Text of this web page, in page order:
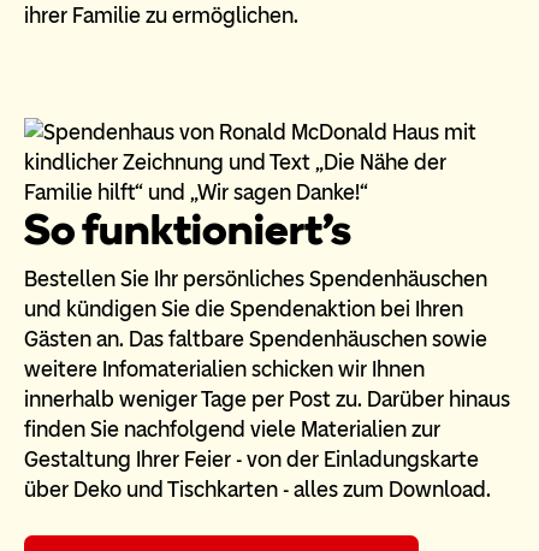
ihrer Familie zu ermöglichen.
So funktioniert's
Bestellen Sie Ihr persönliches Spendenhäuschen
und kündigen Sie die Spendenaktion bei Ihren
Gästen an. Das faltbare Spendenhäuschen sowie
weitere Infomaterialien schicken wir Ihnen
innerhalb weniger Tage per Post zu. Darüber hinaus
finden Sie nachfolgend viele Materialien zur
Gestaltung Ihrer Feier - von der Einladungskarte
über Deko und Tischkarten - alles zum Download.